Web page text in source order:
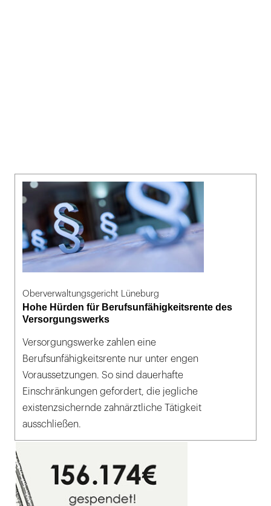
Oberverwaltungsgericht Lüneburg
Hohe Hürden für Berufsunfähigkeitsrente des
Versorgungswerks
Versorgungswerke zahlen eine
Berufsunfähigkeitsrente nur unter engen
Voraussetzungen. So sind dauerhafte
Einschränkungen gefordert, die jegliche
existenzsichernde zahnärztliche Tätigkeit
ausschließen.